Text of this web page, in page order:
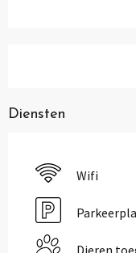
Diensten
Wifi
Dieren